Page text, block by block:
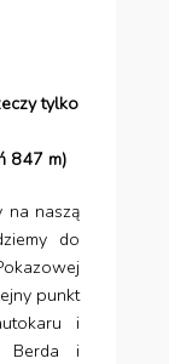
tylko
847 m)
na naszą
do
punkt
i
Berda i